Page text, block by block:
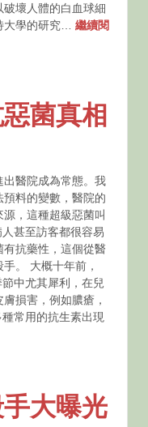
壞人體的白血球細
大學的研究… 繼續閱
菌真相
出醫院成為常態。我
料的變數，醫院的
，這種超級惡菌叫
甚至訪客都很容易
抗藥性，這個從醫
。 大概十年前，
中尤其犀利，在兒
損害，例如膿瘡，
常用的抗生素出現
大曝光